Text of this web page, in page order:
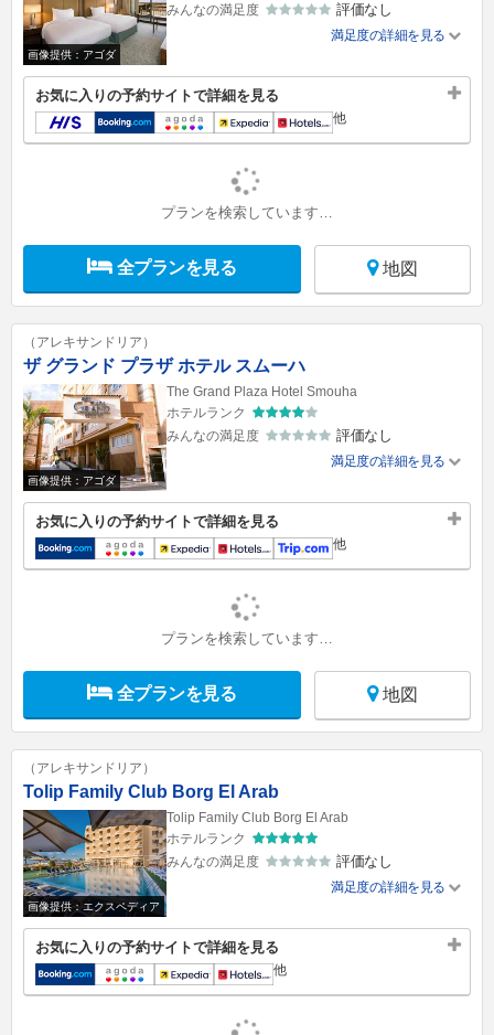
画像提供：アゴダ
みんなの満足度
評価なし
満足度の詳細を見る
お気に入りの予約サイトで詳細を見る
他
プランを検索しています…
全プランを見る 地図
（アレキサンドリア）
ザ グランド プラザ ホテル スムーハ
画像提供：アゴダ
The Grand Plaza Hotel Smouha
ホテルランク
みんなの満足度
評価なし
満足度の詳細を見る
お気に入りの予約サイトで詳細を見る
他
プランを検索しています…
全プランを見る 地図
（アレキサンドリア）
Tolip Family Club Borg El Arab
画像提供：エクスペディア
Tolip Family Club Borg El Arab
ホテルランク
みんなの満足度
評価なし
満足度の詳細を見る
お気に入りの予約サイトで詳細を見る
他